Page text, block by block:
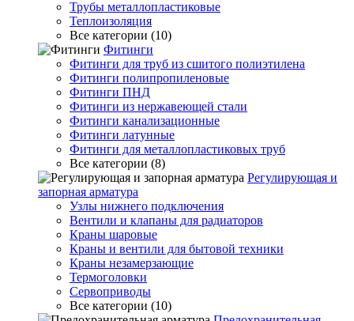
Трубы металлопластиковые
Теплоизоляция
Все категории (10)
Фитинги
Фитинги для труб из сшитого полиэтилена
Фитинги полипропиленовые
Фитинги ПНД
Фитинги из нержавеющей стали
Фитинги канализационные
Фитинги латунные
Фитинги для металлопластиковых труб
Все категории (8)
Регулирующая и
запорная арматура
Узлы нижнего подключения
Вентили и клапаны для радиаторов
Краны шаровые
Краны и вентили для бытовой техники
Краны незамерзающие
Термоголовки
Сервоприводы
Все категории (10)